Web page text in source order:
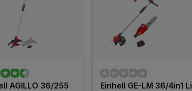
AGILLO 36/255
Einhell GE-LM 36/4in1 Li